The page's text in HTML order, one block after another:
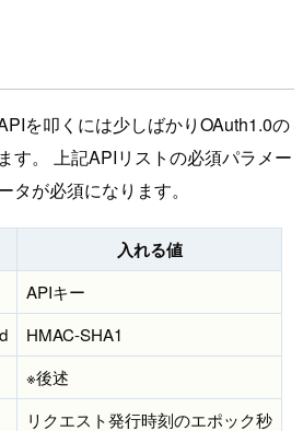
を叩くには少しばかりOAuth1.0の
す。 上記APIリストの必須パラメー
タが必須になります。
入れる値
APIキー
HMAC-SHA1
※後述
リクエスト発行時刻のエポック秒